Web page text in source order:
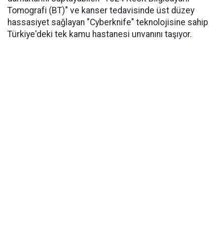
Tomografi (BT)" ve kanser tedavisinde üst düzey
hassasiyet sağlayan "Cyberknife" teknolojisine sahip
Türkiye'deki tek kamu hastanesi unvanını taşıyor.